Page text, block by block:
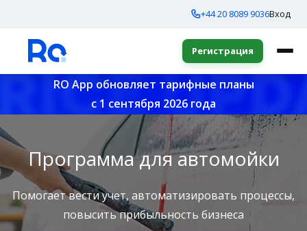
+44 20 8089 9036Вход
Регистрация
RO App обновляет тарифные планы
с 1 сентября 2026 года
Программа для автомойки
Помогает вести учет, автоматизировать процессы,
повысить прибыльность бизнеса